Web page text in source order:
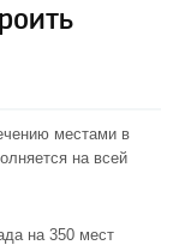
местами в
на всей
на 350 мест